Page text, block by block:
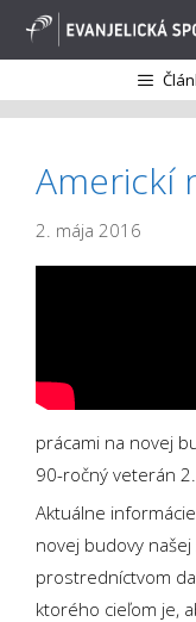
Preskočiť
Americkí
2. mája 2016
prácami na novej
90-ročný veterán
Aktuálne
novej budovy
prostredníctvom
ktorého cieľom je,